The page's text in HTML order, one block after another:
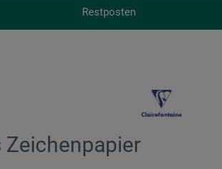
Restposten
Zeichenpapier